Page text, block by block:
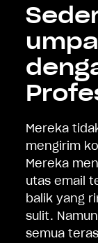
Mereka
mengirim
Mereka
utas email
balik yang
sulit.
semua